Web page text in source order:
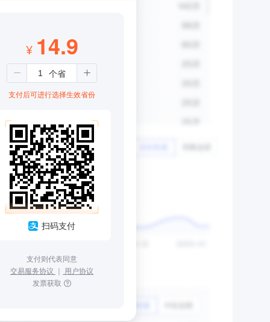
¥ 14.9
支付后可进行选择生效省份
扫码支付
支付则代表同意
交易服务协议 ｜ 用户协议
发票获取